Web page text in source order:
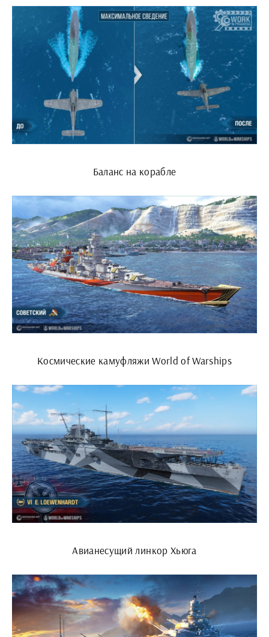
Баланс на корабле
Космические камуфляжи World of Warships
Авианесущий линкор Хьюга